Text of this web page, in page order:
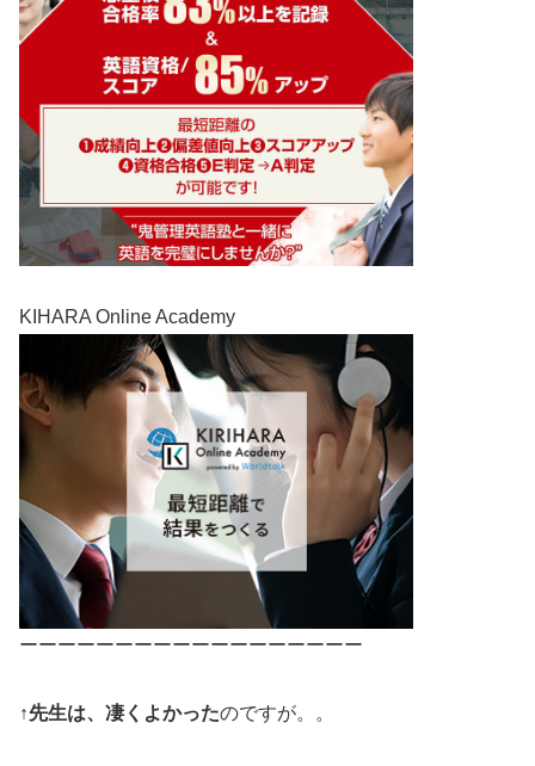
KIHARA Online Academy
ーーーーーーーーーーーーーーーーーー
↑先生は、凄くよかったのですが。。